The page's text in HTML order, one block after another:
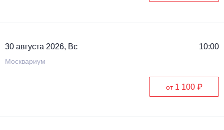
30 августа 2026, Вс 10:00
Москвариум
от 1 100 ₽